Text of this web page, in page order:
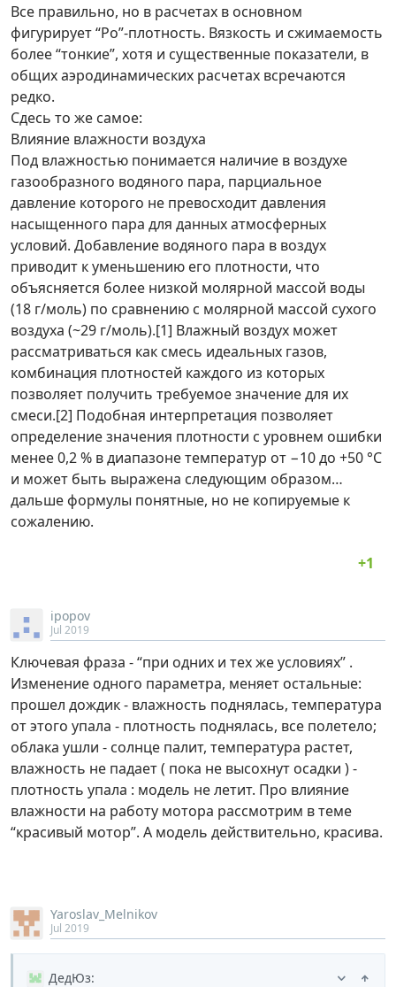
Все правильно, но в расчетах в основном
фигурирует “Ро”-плотность. Вязкость и сжимаемость
более “тонкие”, хотя и существенные показатели, в
общих аэродинамических расчетах всречаются
редко.
Сдесь то же самое:
Влияние влажности воздуха
Под влажностью понимается наличие в воздухе
газообразного водяного пара, парциальное
давление которого не превосходит давления
насыщенного пара для данных атмосферных
условий. Добавление водяного пара в воздух
приводит к уменьшению его плотности, что
объясняется более низкой молярной массой воды
(18 г/моль) по сравнению с молярной массой сухого
воздуха (~29 г/моль).[1] Влажный воздух может
рассматриваться как смесь идеальных газов,
комбинация плотностей каждого из которых
позволяет получить требуемое значение для их
смеси.[2] Подобная интерпретация позволяет
определение значения плотности с уровнем ошибки
менее 0,2 % в диапазоне температур от −10 до +50 °C
и может быть выражена следующим образом…
дальше формулы понятные, но не копируемые к
сожалению.
ipopov
Jul 2019
Ключевая фраза - “при одних и тех же условиях” .
Изменение одного параметра, меняет остальные:
прошел дождик - влажность поднялась, температура
от этого упала - плотность поднялась, все полетело;
облака ушли - солнце палит, температура растет,
влажность не падает ( пока не высохнут осадки ) -
плотность упала : модель не летит. Про влияние
влажности на работу мотора рассмотрим в теме
“красивый мотор”. А модель действительно, красива.
Yaroslav_Melnikov
Jul 2019
ДедЮз: